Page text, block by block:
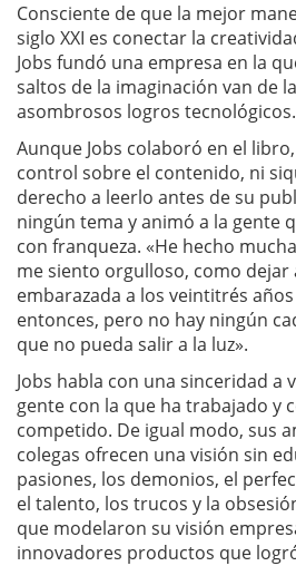
Consciente de que la mejor
siglo XXI es conectar la
Jobs fundó una empresa en la
saltos de la imaginación van de
asombrosos logros tecnológicos.
Aunque Jobs colaboró en el
control sobre el contenido, ni
derecho a leerlo antes de su
ningún tema y animó a la gente
con franqueza. «He hecho
me siento orgulloso, como dejar
embarazada a los veintitrés
entonces, pero no hay ningún
que no pueda salir a la luz».
Jobs habla con una sinceridad a
gente con la que ha trabajado y
competido. De igual modo, sus
colegas ofrecen una visión sin
pasiones, los demonios, el
el talento, los trucos y la
que modelaron su visión
innovadores productos que